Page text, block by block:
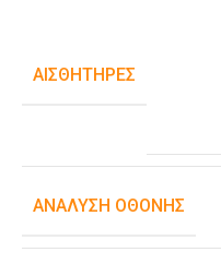
ΑΙΣΘΗΤΉΡΕΣ
ΑΝΆΛΥΣΗ ΟΘΌΝΗΣ